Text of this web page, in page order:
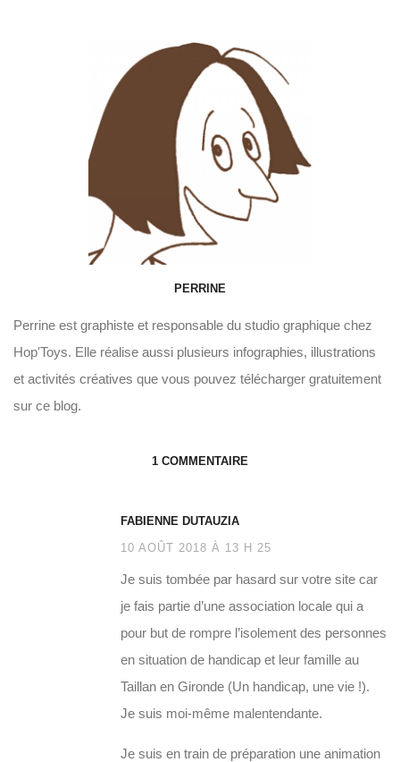
PERRINE
Perrine est graphiste et responsable du studio graphique chez
Hop'Toys. Elle réalise aussi plusieurs infographies, illustrations
et activités créatives que vous pouvez télécharger gratuitement
sur ce blog.
1 COMMENTAIRE
FABIENNE DUTAUZIA
10 AOÛT 2018 À 13 H 25
Je suis tombée par hasard sur votre site car
je fais partie d’une association locale qui a
pour but de rompre l’isolement des personnes
en situation de handicap et leur famille au
Taillan en Gironde (Un handicap, une vie !).
Je suis moi-même malentendante.
Je suis en train de préparation une animation